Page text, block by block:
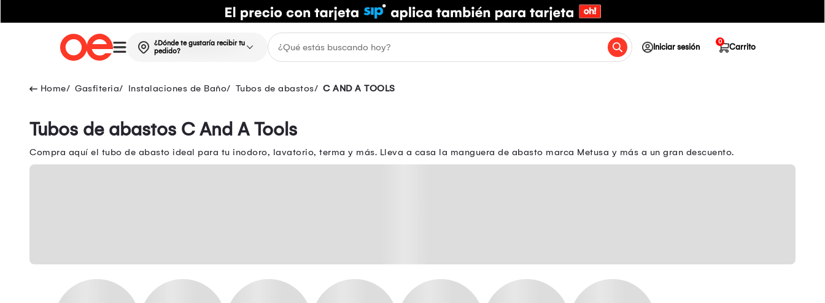
¿Dónde te gustaría recibir tu
pedido?
Iniciar sesión Carrito
0
Gasfiteria Instalaciones de Baño Tubos de abastos C AND A TOOLS
Tubos de abastos C And A Tools
Compra aquí el tubo de abasto ideal para tu inodoro, lavatorio, terma y más. Lleva a casa la manguera de abasto marca Metusa y más a un gran descuento.